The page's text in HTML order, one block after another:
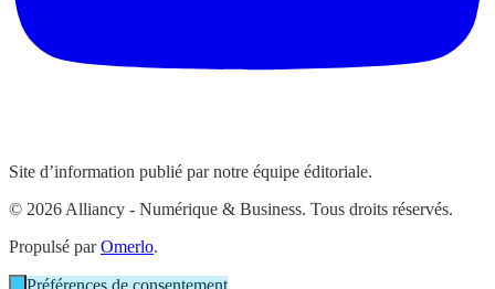
Site d’information publié par notre équipe éditoriale.
© 2026 Alliancy - Numérique & Business. Tous droits réservés.
Propulsé parOmerlo.
Préférences de consentement